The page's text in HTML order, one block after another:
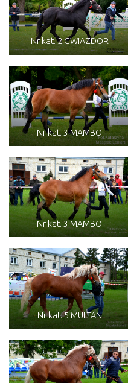
Nr kat. 2 GWIAZDOR
Nr kat. 3 MAMBO
Nr kat. 3 MAMBO
Nr kat. 5 MULTAN